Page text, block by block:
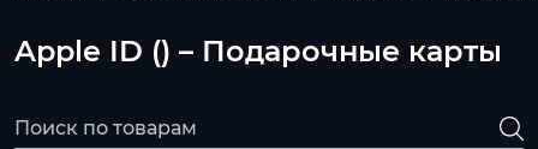
Apple ID () – Подарочные карты